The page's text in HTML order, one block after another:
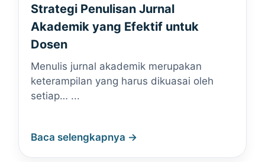
Strategi Penulisan Jurnal
Akademik yang Efektif untuk
Dosen
Menulis jurnal akademik merupakan
keterampilan yang harus dikuasai oleh
setiap… ...
Baca selengkapnya →